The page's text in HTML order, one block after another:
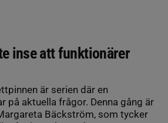
inse att funktionärer
är serien där en
på aktuella frågor. Denna gång är
Bäckström, som tycker